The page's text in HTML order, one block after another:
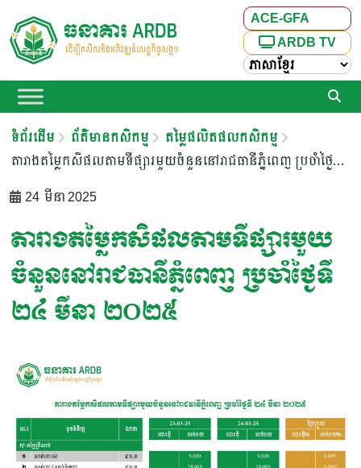
ACE-GFA
ARDB TV
ទំព័រដើម ព័ត៌មានកសិកម្ម
តម្លៃផលិតផលកសិកម្ម
តារាងតម្លៃកសិផលតាមទីផ្សារមួយចំនួននៅរាជធានីភ្នំពេញ ប្រចាំថ្ងៃទី ២៤ មីនា ២០២៥
24 មីនា 2025
តារាងតម្លៃកសិផលតាមទីផ្សារមួយ
ចំនួននៅរាជធានីភ្នំពេញ ប្រចាំថ្ងៃទី
២៤ មីនា ២០២៥